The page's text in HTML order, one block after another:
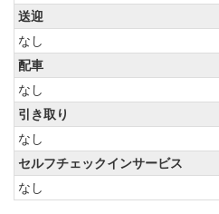
送迎
なし
配車
なし
引き取り
なし
セルフチェックインサービス
なし